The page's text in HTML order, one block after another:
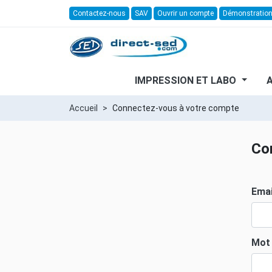
Contactez-nous SAV Ouvrir un compte Démonstration
IMPRESSION ET LABO
Accueil Connectez-vous à votre compte
Mot